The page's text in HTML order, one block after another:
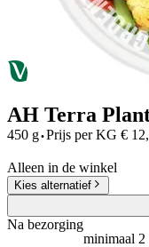
AH Terra
450 g·Prijs per KG €
Alleen in de winkel
Kies alternatief
Na bezorging
minimaal 2